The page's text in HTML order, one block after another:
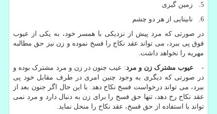
5. زمین گیری
6. نابینایی از هر دو چشم
در صورتی که مرد پیش از نزدیکی با همسر خود، به یکی از عیوب
فوق پی ببرد، می تواند عقد نکاح را فسخ نموده و زن نیز حق مطالبه
مهریه را نخواهد داشت.
- عیوب مشترک زن و مرد: عیب جنون در زن و مرد مشترک بوده و
در صورتی که دیگری به وجود چنین امری در طرف مقابل خود پی
ببرد، می تواند درخواست فسخ نکاح دهد. با این حال اگر جنون بعد از
عقد نکاح رخ دهد، تنها حق فسخ را برای زن به دنبال دارد و مرد نمی
تواند با استفاده از حق فسخ، عقد نکاح را منحل نماید.